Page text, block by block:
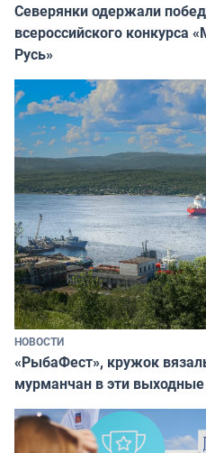
Северянки одержали
всероссийского конкурса
Русь»
НОВОСТИ
«РыбаФест», кружок
мурманчан в эти выходные